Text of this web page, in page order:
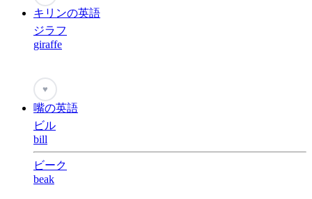
キリンの英語
ジラフ
giraffe
♥
嘴の英語
ビル
bill
ビーク
beak